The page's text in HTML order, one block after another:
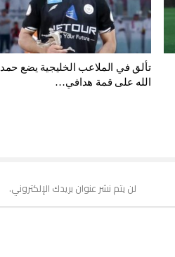
تألق في الملاعب الخليجية يضع حمد
الله على قمة هدافي…
لن يتم نشر عنوان بريدك الإلكتروني.